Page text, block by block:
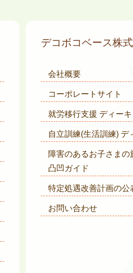
デコボコベース株
会社概要
コーポレートサイト
就労移行支援 ディー
自立訓練(生活訓練) デ
障害のあるお子さまの
凸凹ガイド
特定処遇改善計画の公
お問い合わせ